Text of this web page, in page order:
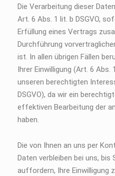
Die Verarbeitung dieser
Art. 6 Abs. 1 lit. b DSGVO,
Erfüllung eines Vertrags
Durchführung
ist. In allen übrigen Fällen
Ihrer Einwilligung (Art. 6 Abs.
unseren berechtigten
DSGVO), da wir ein
effektiven Bearbeitung der
haben.
Die von Ihnen an uns per
Daten verbleiben bei uns, bis
auffordern, Ihre Einwilligung